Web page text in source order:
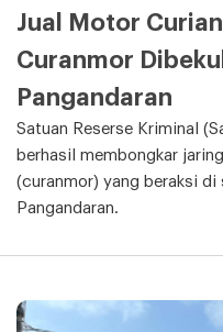
Jual Motor
Curanmor
Pangandaran
Satuan Reserse Kriminal
berhasil membongkar
(curanmor) yang beraksi
Pangandaran.